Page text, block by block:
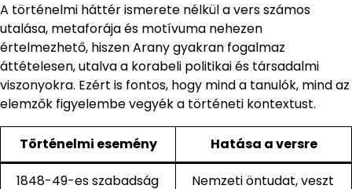
A történelmi háttér ismerete nélkül a vers számos
utalása, metaforája és motívuma nehezen
értelmezhető, hiszen Arany gyakran fogalmaz
áttételesen, utalva a korabeli politikai és társadalmi
viszonyokra. Ezért is fontos, hogy mind a tanulók, mind az
elemzők figyelembe vegyék a történeti kontextust.
Történelmi esemény Hatása a versre
1848-49-es szabadság
Nemzeti öntudat, veszt